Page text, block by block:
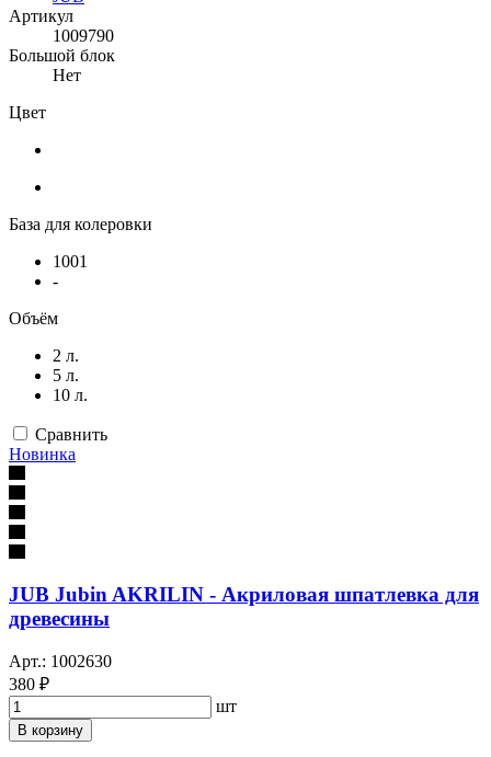
Артикул
1009790
Большой блок
Нет
Цвет
База для колеровки
1001
-
Объём
2 л.
5 л.
10 л.
Сравнить
Новинка
JUB Jubin AKRILIN - Акриловая шпатлевка для
древесины
Арт.: 1002630
380 ₽
шт
В корзину